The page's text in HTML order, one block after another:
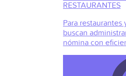
RESTAURANTES
Para
buscan
nómina con